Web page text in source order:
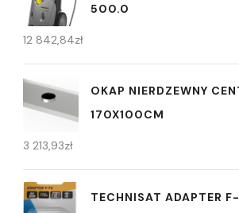
500.0
12 842,84zł
OKAP NIERDZEWNY
170X100CM
3 213,93zł
TECHNISAT ADAPTER